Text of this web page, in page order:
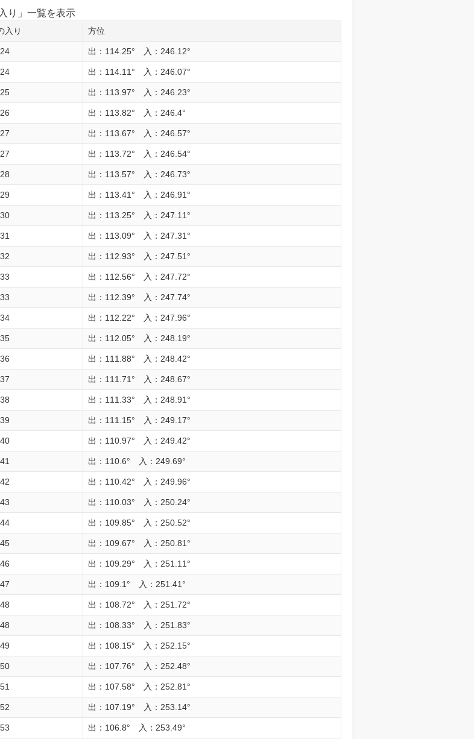
り」一覧を表示
入り 方位
出：114.25° 入：246.12°
出：114.11° 入：246.07°
出：113.97° 入：246.23°
出：113.82° 入：246.4°
出：113.67° 入：246.57°
出：113.72° 入：246.54°
出：113.57° 入：246.73°
出：113.41° 入：246.91°
出：113.25° 入：247.11°
出：113.09° 入：247.31°
出：112.93° 入：247.51°
出：112.56° 入：247.72°
出：112.39° 入：247.74°
出：112.22° 入：247.96°
出：112.05° 入：248.19°
出：111.88° 入：248.42°
出：111.71° 入：248.67°
出：111.33° 入：248.91°
出：111.15° 入：249.17°
出：110.97° 入：249.42°
出：110.6° 入：249.69°
出：110.42° 入：249.96°
出：110.03° 入：250.24°
出：109.85° 入：250.52°
出：109.67° 入：250.81°
出：109.29° 入：251.11°
出：109.1° 入：251.41°
出：108.72° 入：251.72°
出：108.33° 入：251.83°
出：108.15° 入：252.15°
出：107.76° 入：252.48°
出：107.58° 入：252.81°
出：107.19° 入：253.14°
出：106.8° 入：253.49°